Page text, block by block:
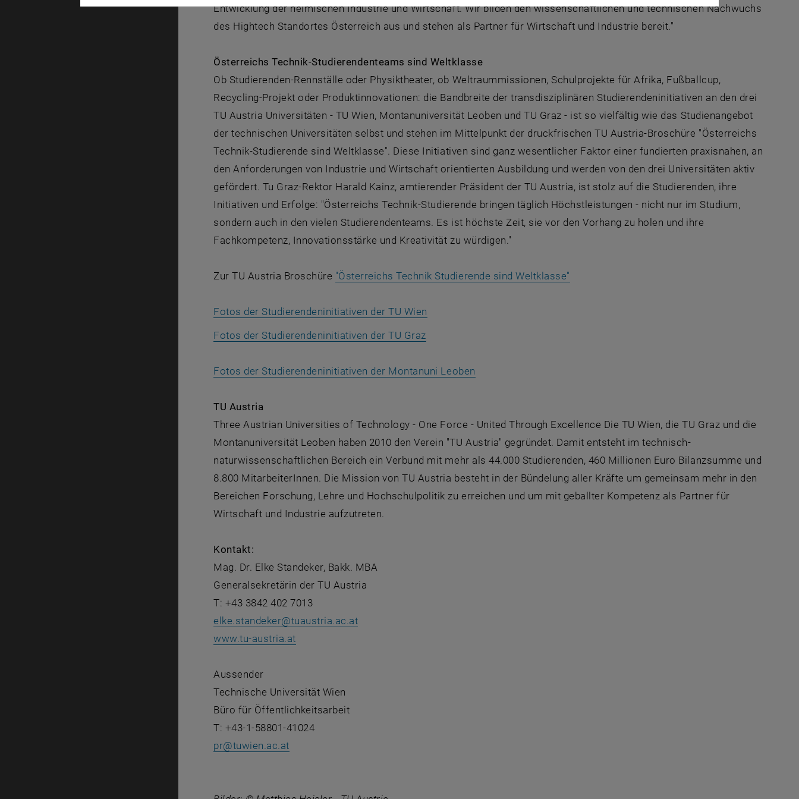
Entwicklung der heimischen Industrie und Wirtschaft. Wir bilden den wissenschaftlichen und technischen Nachwuchs
des Hightech Standortes Österreich aus und stehen als Partner für Wirtschaft und Industrie bereit."
Österreichs Technik-Studierendenteams sind Weltklasse
Ob Studierenden-Rennställe oder Physiktheater, ob Weltraummissionen, Schulprojekte für Afrika, Fußballcup,
Recycling-Projekt oder Produktinnovationen: die Bandbreite der transdisziplinären Studierendeninitiativen an den drei
TU Austria Universitäten - TU Wien, Montanuniversität Leoben und TU Graz - ist so vielfältig wie das Studienangebot
der technischen Universitäten selbst und stehen im Mittelpunkt der druckfrischen TU Austria-Broschüre "Österreichs
Technik-Studierende sind Weltklasse". Diese Initiativen sind ganz wesentlicher Faktor einer fundierten praxisnahen, an
den Anforderungen von Industrie und Wirtschaft orientierten Ausbildung und werden von den drei Universitäten aktiv
gefördert. Tu Graz-Rektor Harald Kainz, amtierender Präsident der TU Austria, ist stolz auf die Studierenden, ihre
Initiativen und Erfolge: "Österreichs Technik-Studierende bringen täglich Höchstleistungen - nicht nur im Studium,
sondern auch in den vielen Studierendenteams. Es ist höchste Zeit, sie vor den Vorhang zu holen und ihre
Fachkompetenz, Innovationsstärke und Kreativität zu würdigen."
Zur TU Austria Broschüre "Österreichs Technik Studierende sind Weltklasse"
Fotos der Studierendeninitiativen der TU Wien
Fotos der Studierendeninitiativen der TU Graz, öffnet eine externe URL in einem neuen Fenster
Fotos der Studierendeninitiativen der Montanuni Leoben
TU Austria
Three Austrian Universities of Technology - One Force - United Through Excellence Die TU Wien, die TU Graz und die
Montanuniversität Leoben haben 2010 den Verein "TU Austria" gegründet. Damit entsteht im technisch-
naturwissenschaftlichen Bereich ein Verbund mit mehr als 44.000 Studierenden, 460 Millionen Euro Bilanzsumme und
8.800 MitarbeiterInnen. Die Mission von TU Austria besteht in der Bündelung aller Kräfte um gemeinsam mehr in den
Bereichen Forschung, Lehre und Hochschulpolitik zu erreichen und um mit geballter Kompetenz als Partner für
Wirtschaft und Industrie aufzutreten.
Kontakt:
Mag. Dr. Elke Standeker, Bakk. MBA
Generalsekretärin der TU Austria
T: +43 3842 402 7013
elke.standeker@tuaustria.ac.at
www.tu-austria.at, öffnet eine externe URL in einem neuen Fenster
Aussender
Technische Universität Wien
Büro für Öffentlichkeitsarbeit
T: +43-1-58801-41024
pr@tuwien.ac.at